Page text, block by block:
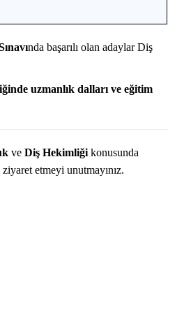
nda başarılı olan adaylar Diş
uzmanlık dalları ve eğitim
ve Diş Hekimliği konusunda
etmeyi unutmayınız.